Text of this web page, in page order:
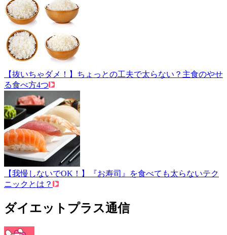
【抜いちゃダメ！】ちょっとの工夫で太らない？主食のやせ
る食べ方4つ
【我慢しないでOK！】『お寿司』を食べても太らないテク
ニックとは？
ダイエットプラス通信